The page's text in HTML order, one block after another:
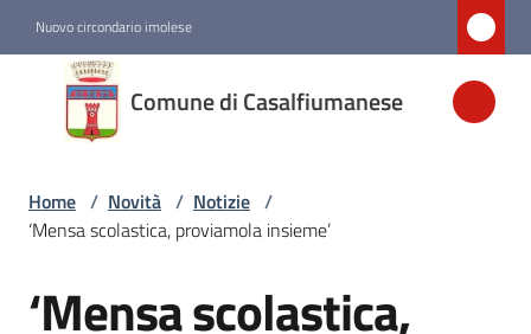
Nuovo circondario imolese
Comune di Casalfiumanese
Comune di
Casalfiumanese
Amministrazione
Menu selezionato
Home / Novità / Notizie /
‘Mensa scolastica, proviamola insieme’
Salta al contenuto
‘Mensa scolastica,